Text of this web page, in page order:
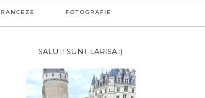
FOTOGRAFIE
principală
SALUT! SUNT LARISA :)